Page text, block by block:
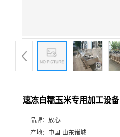
速冻白糯玉米专用加工设备
品牌： 放心
产地： 中国 山东诸城